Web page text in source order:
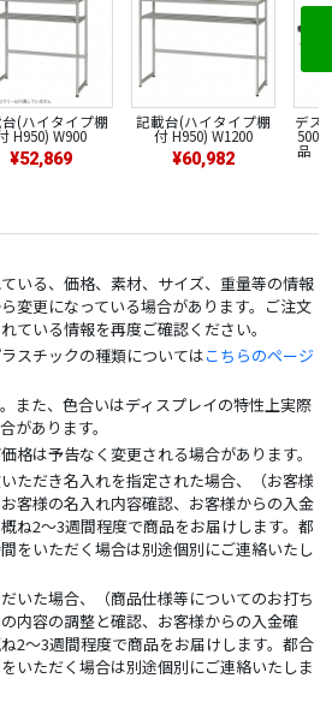
(ハイタイプ棚
H950) W900
¥52,869
記載台(ハイタイプ棚
付 H950) W1200
¥60,982
デス
品
いる、価格、素材、サイズ、重量等の情報
変更になっている場合があります。ご注文
ている情報を再度ご確認ください。
スチックの種類についてはこちらのページ
また、色合いはディスプレイの特性上実際
があります。
格は予告なく変更される場合があります。
ただき名入れを指定された場合、（お客様
客様の名入れ内容確認、お客様からの入金
ね2～3週間程度で商品をお届けします。都
をいただく場合は別途個別にご連絡いたし
いた場合、（商品仕様等についてのお打ち
内容の調整と確認、お客様からの入金確
2～3週間程度で商品をお届けします。都合
いただく場合は別途個別にご連絡いたしま